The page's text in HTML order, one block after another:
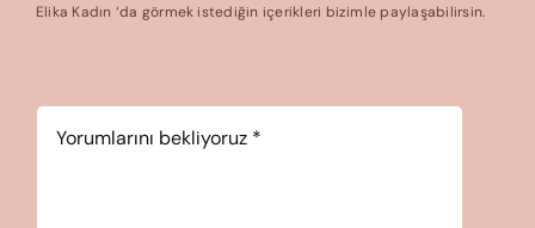
Elika Kadın ‘da görmek istediğin içerikleri bizimle paylaşabilirsin.